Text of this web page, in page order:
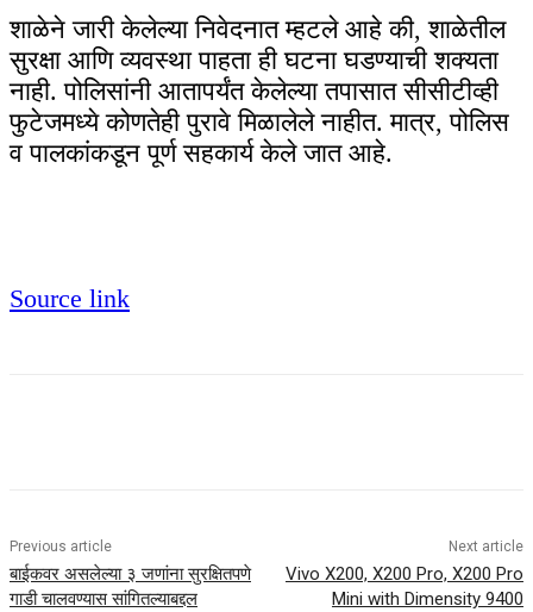
शाळेने जारी केलेल्या निवेदनात म्हटले आहे की, शाळेतील
सुरक्षा आणि व्यवस्था पाहता ही घटना घडण्याची शक्यता
नाही. पोलिसांनी आतापर्यंत केलेल्या तपासात सीसीटीव्ही
फुटेजमध्ये कोणतेही पुरावे मिळालेले नाहीत. मात्र, पोलिस
व पालकांकडून पूर्ण सहकार्य केले जात आहे.
Source link
Previous article
बाईकवर असलेल्या ३ जणांना सुरक्षितपणे
गाडी चालवण्यास सांगितल्याबद्दल
Next article
Vivo X200, X200 Pro, X200 Pro
Mini with Dimensity 9400